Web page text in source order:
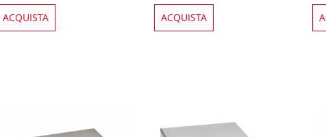
ACQUISTA ACQUISTA